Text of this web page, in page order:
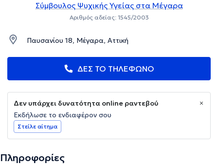
Σύμβουλος Ψυχικής Υγείας στα Μέγαρα
Αριθμός αδείας: 1545/2003
Παυσανίου 18, Μέγαρα, Αττική
ΔΕΣ ΤΟ ΤΗΛΕΦΩΝΟ
Δεν υπάρχει δυνατότητα online ραντεβού
Εκδήλωσε το ενδιαφέρον σου
Στείλε αίτημα
Πληροφορίες